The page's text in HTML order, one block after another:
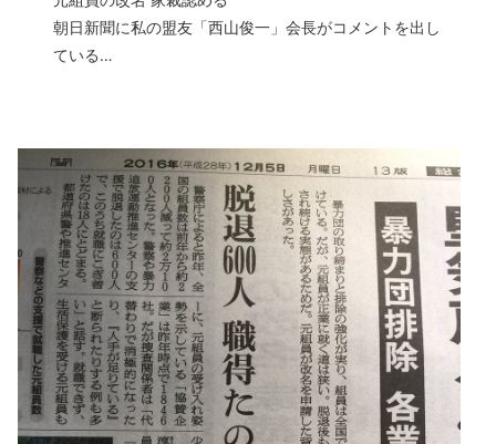
朝日新聞に私の盟友「西山俊一」会長がコメントを出し
ている…